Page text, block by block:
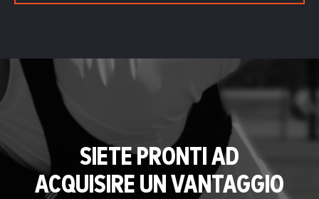
SIETE PRONTI AD
ACQUISIRE UN VANTAGGIO